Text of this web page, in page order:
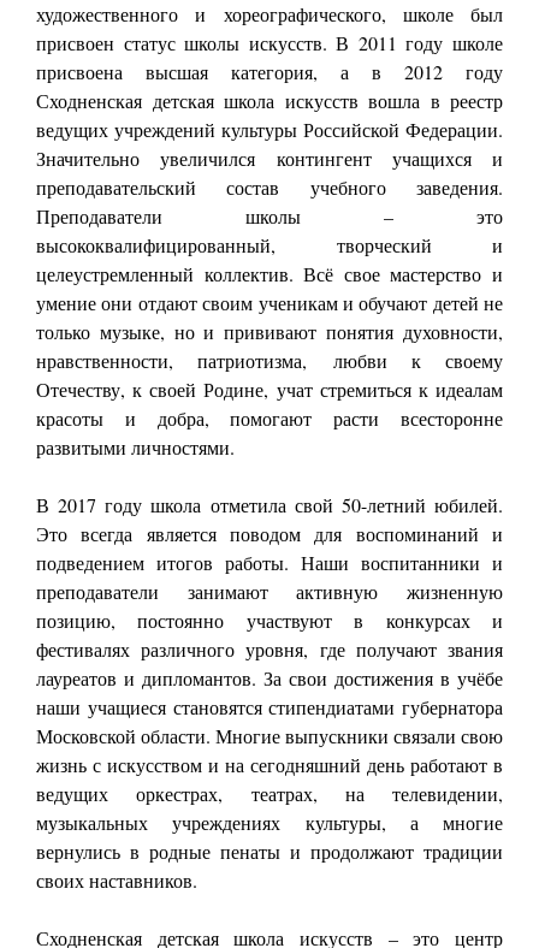
художественного и хореографического, школе был
присвоен статус школы искусств. В 2011 году школе
присвоена высшая категория, а в 2012 году
Сходненская детская школа искусств вошла в реестр
ведущих учреждений культуры Российской Федерации.
Значительно увеличился контингент учащихся и
преподавательский состав учебного заведения.
Преподаватели школы – это
высококвалифицированный, творческий и
целеустремленный коллектив. Всё свое мастерство и
умение они отдают своим ученикам и обучают детей не
только музыке, но и прививают понятия духовности,
нравственности, патриотизма, любви к своему
Отечеству, к своей Родине, учат стремиться к идеалам
красоты и добра, помогают расти всесторонне
развитыми личностями.
В 2017 году школа отметила свой 50-летний юбилей.
Это всегда является поводом для воспоминаний и
подведением итогов работы. Наши воспитанники и
преподаватели занимают активную жизненную
позицию, постоянно участвуют в конкурсах и
фестивалях различного уровня, где получают звания
лауреатов и дипломантов. За свои достижения в учёбе
наши учащиеся становятся стипендиатами губернатора
Московской области. Многие выпускники связали свою
жизнь с искусством и на сегодняшний день работают в
ведущих оркестрах, театрах, на телевидении,
музыкальных учреждениях культуры, а многие
вернулись в родные пенаты и продолжают традиции
своих наставников.
Сходненская детская школа искусств – это центр